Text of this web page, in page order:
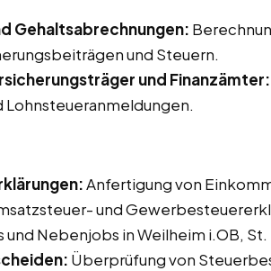
Gehaltsabrechnungen:
und Steuern.
und Finanzämter:
Lohnsteueranmeldungen.
Anfertigung von
und
Nebenjobs in Weilheim i.OB, St.
Überprüfung von